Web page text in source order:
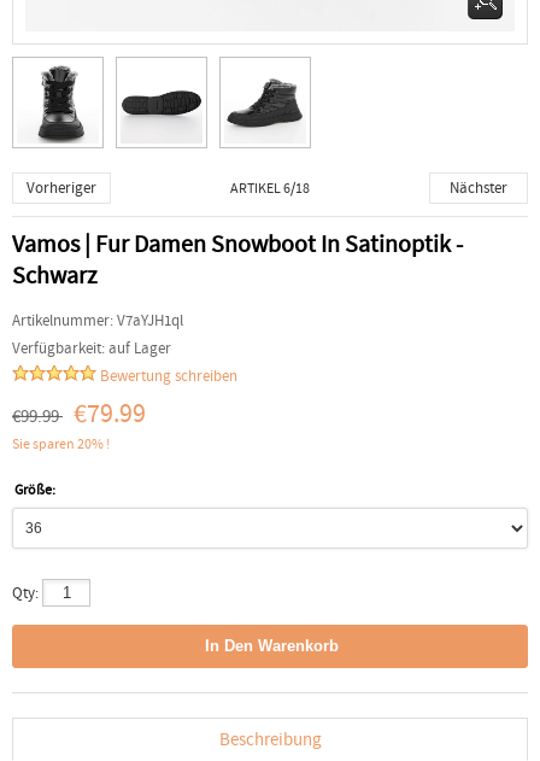
Vorheriger ARTIKEL 6/18 Nächster
Vamos | Fur Damen Snowboot In Satinoptik -
Schwarz
Artikelnummer:V7aYJH1ql
Verfügbarkeit:auf Lager
Bewertung schreiben
€99.99 €79.99
Sie sparen 20% !
Größe:
Qty:
Beschreibung